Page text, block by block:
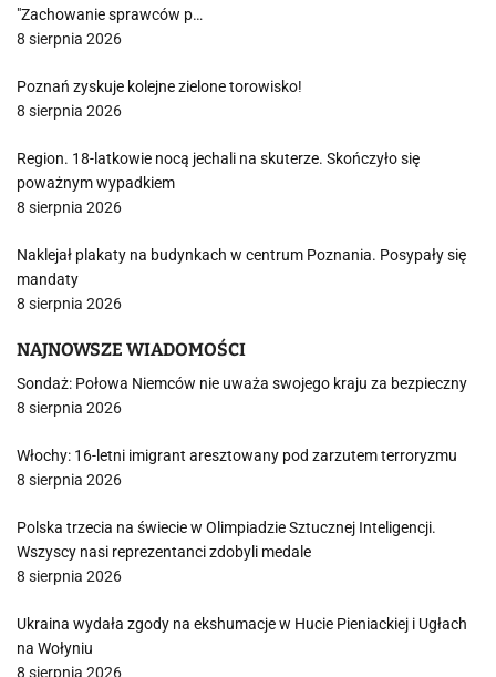
"Zachowanie sprawców p…
8 sierpnia 2026
Poznań zyskuje kolejne zielone torowisko!
8 sierpnia 2026
Region. 18-latkowie nocą jechali na skuterze. Skończyło się
poważnym wypadkiem
8 sierpnia 2026
Naklejał plakaty na budynkach w centrum Poznania. Posypały się
mandaty
8 sierpnia 2026
NAJNOWSZE WIADOMOŚCI
Sondaż: Połowa Niemców nie uważa swojego kraju za bezpieczny
8 sierpnia 2026
Włochy: 16-letni imigrant aresztowany pod zarzutem terroryzmu
8 sierpnia 2026
Polska trzecia na świecie w Olimpiadzie Sztucznej Inteligencji.
Wszyscy nasi reprezentanci zdobyli medale
8 sierpnia 2026
Ukraina wydała zgody na ekshumacje w Hucie Pieniackiej i Ugłach
na Wołyniu
8 sierpnia 2026